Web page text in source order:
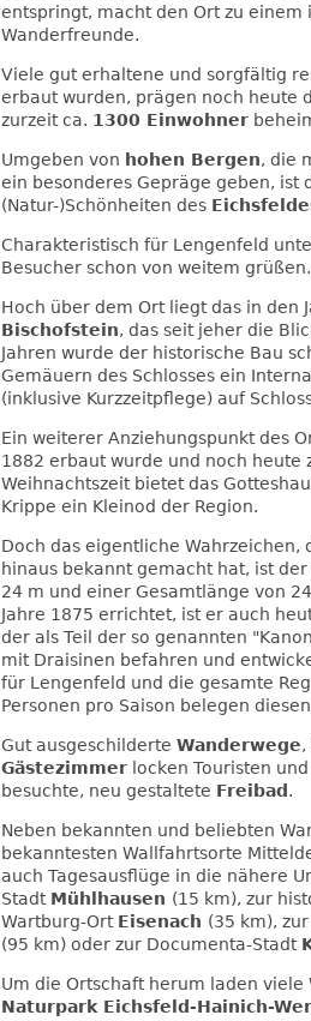
entspringt, macht den Ort zu einem
Wanderfreunde.
Viele gut erhaltene und sorgfältig
erbaut wurden, prägen noch heute
zurzeit ca. 1300 Einwohner
Umgeben von hohen Bergen, die
ein besonderes Gepräge geben, ist
(Natur-)Schönheiten des
Charakteristisch für Lengenfeld
Besucher schon von weitem grüßen.
Hoch über dem Ort liegt das in den
Bischofstein, das seit jeher die
Jahren wurde der historische Bau
Gemäuern des Schlosses ein
(inklusive Kurzzeitpflege) auf
Ein weiterer Anziehungspunkt des
1882 erbaut wurde und noch heute
Weihnachtszeit bietet das
Krippe ein Kleinod der Region.
Doch das eigentliche Wahrzeichen,
hinaus bekannt gemacht hat, ist
24 m und einer Gesamtlänge von
Jahre 1875 errichtet, ist er auch
der als Teil der so genannten
mit Draisinen befahren und
für Lengenfeld und die gesamte
Personen pro Saison belegen
Gut ausgeschilderte Wanderwege,
Gästezimmer locken Touristen
besuchte, neu gestaltete Freibad .
Neben bekannten und beliebten
bekanntesten Wallfahrtsorte
auch Tagesausflüge in die nähere
Stadt Mühlhausen (15 km), zur
Wartburg-Ort Eisenach (35 km),
(95 km) oder zur Documenta-Stadt
Um die Ortschaft herum laden viele
Naturpark Eichsfeld-Hainich-